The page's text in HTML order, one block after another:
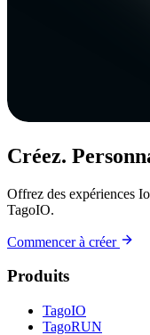
Créez.
Offrez des expériences
TagoIO.
Commencer à créer
Produits
TagoIO
TagoRUN